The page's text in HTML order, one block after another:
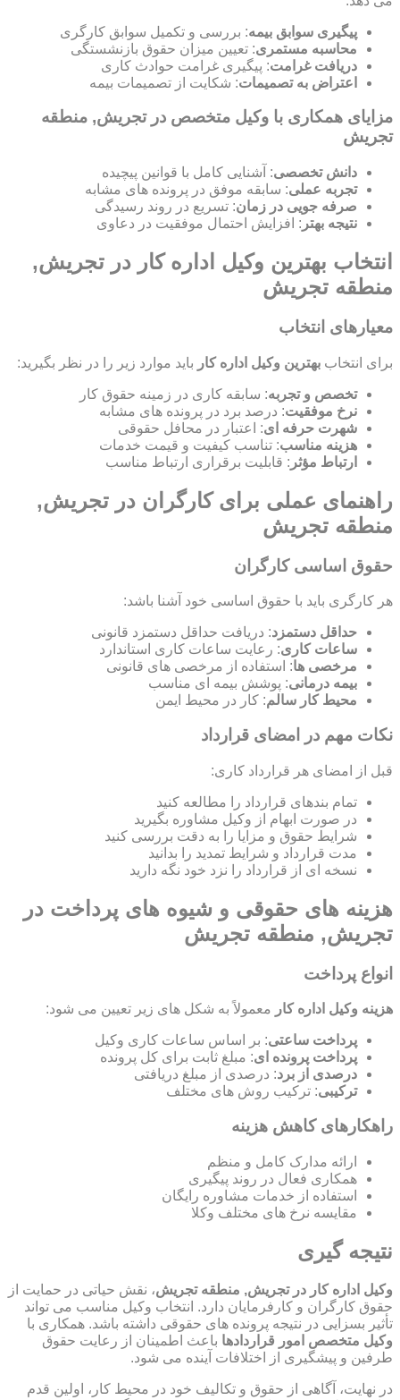
پیگیری سوابق بیمه: بررسی و تکمیل سوابق کارگری
محاسبه مستمری: تعیین میزان حقوق بازنشستگی
دریافت غرامت: پیگیری غرامت حوادث کاری
اعتراض به تصمیمات: شکایت از تصمیمات بیمه
مزایای همکاری با وکیل متخصص در تجریش, منطقه
تجریش
دانش تخصصی: آشنایی کامل با قوانین پیچیده
تجربه عملی: سابقه موفق در پرونده های مشابه
صرفه جویی در زمان: تسریع در روند رسیدگی
نتیجه بهتر : افزایش احتمال موفقیت در دعاوی
انتخاب بهترین وکیل اداره کار در تجریش,
منطقه تجریش
معیارهای انتخاب
برای انتخاب بهترین وکیل اداره کار باید موارد زیر را در نظر بگیرید:
تخصص و تجربه: سابقه کاری در زمینه حقوق کار
نرخ موفقیت: درصد برد در پرونده های مشابه
شهرت حرفه ای: اعتبار در محافل حقوقی
هزینه مناسب: تناسب کیفیت و قیمت خدمات
ارتباط مؤثر : قابلیت برقراری ارتباط مناسب
راهنمای عملی برای کارگران در تجریش,
منطقه تجریش
حقوق اساسی کارگران
هر کارگری باید با حقوق اساسی خود آشنا باشد:
حداقل دستمزد: دریافت حداقل دستمزد قانونی
ساعات کاری: رعایت ساعات کاری استاندارد
مرخصی ها: استفاده از مرخصی های قانونی
بیمه درمانی: پوشش بیمه ای مناسب
محیط کار سالم: کار در محیط ایمن
نکات مهم در امضای قرارداد
قبل از امضای هر قرارداد کاری:
تمام بندهای قرارداد را مطالعه کنید
در صورت ابهام از وکیل مشاوره بگیرید
شرایط حقوق و مزایا را به دقت بررسی کنید
مدت قرارداد و شرایط تمدید را بدانید
نسخه ای از قرارداد را نزد خود نگه دارید
هزینه های حقوقی و شیوه های پرداخت در
تجریش, منطقه تجریش
انواع پرداخت
هزینه وکیل اداره کار معمولاً به شکل های زیر تعیین می شود:
پرداخت ساعتی: بر اساس ساعات کاری وکیل
پرداخت پرونده ای: مبلغ ثابت برای کل پرونده
درصدی از برد: درصدی از مبلغ دریافتی
ترکیبی: ترکیب روش های مختلف
راهکارهای کاهش هزینه
ارائه مدارک کامل و منظم
همکاری فعال در روند پیگیری
استفاده از خدمات مشاوره رایگان
مقایسه نرخ های مختلف وکلا
نتیجه گیری
وکیل اداره کار در تجریش, منطقه تجریش، نقش حیاتی در حمایت از
حقوق کارگران و کارفرمایان دارد. انتخاب وکیل مناسب می تواند
تأثیر بسزایی در نتیجه پرونده های حقوقی داشته باشد. همکاری با
وکیل متخصص امور قراردادها باعث اطمینان از رعایت حقوق
طرفین و پیشگیری از اختلافات آینده می شود.
در نهایت، آگاهی از حقوق و تکالیف خود در محیط کار، اولین قدم